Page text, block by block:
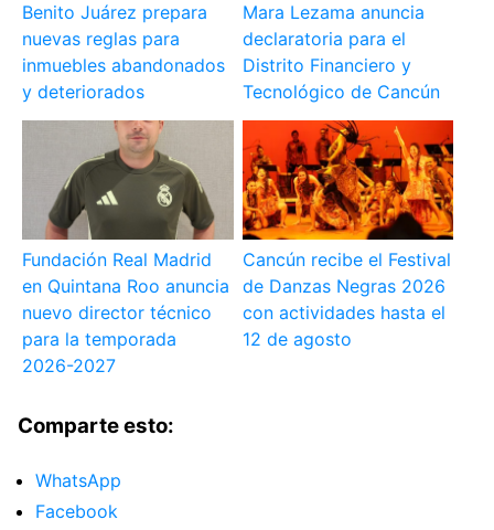
Benito Juárez prepara
nuevas reglas para
inmuebles abandonados
y deteriorados
Mara Lezama anuncia
declaratoria para el
Distrito Financiero y
Tecnológico de Cancún
Fundación Real Madrid
en Quintana Roo anuncia
nuevo director técnico
para la temporada
2026-2027
Cancún recibe el Festival
de Danzas Negras 2026
con actividades hasta el
12 de agosto
Comparte esto:
WhatsApp
Facebook